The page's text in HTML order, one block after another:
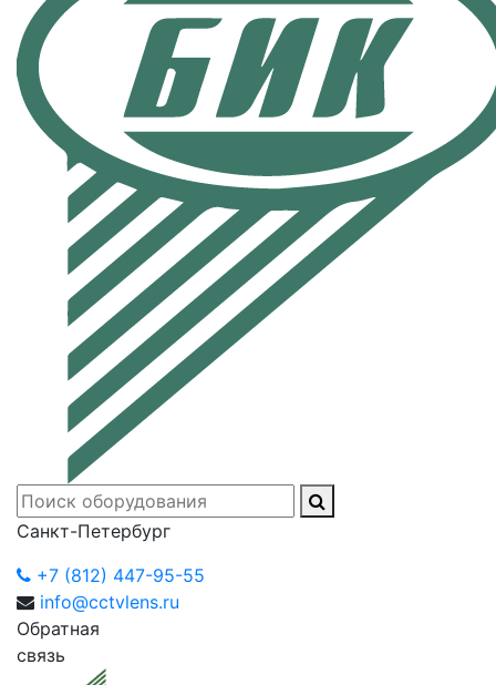
Санкт-Петербург
+7 (812) 447-95-55
info@cctvlens.ru
Обратная
связь